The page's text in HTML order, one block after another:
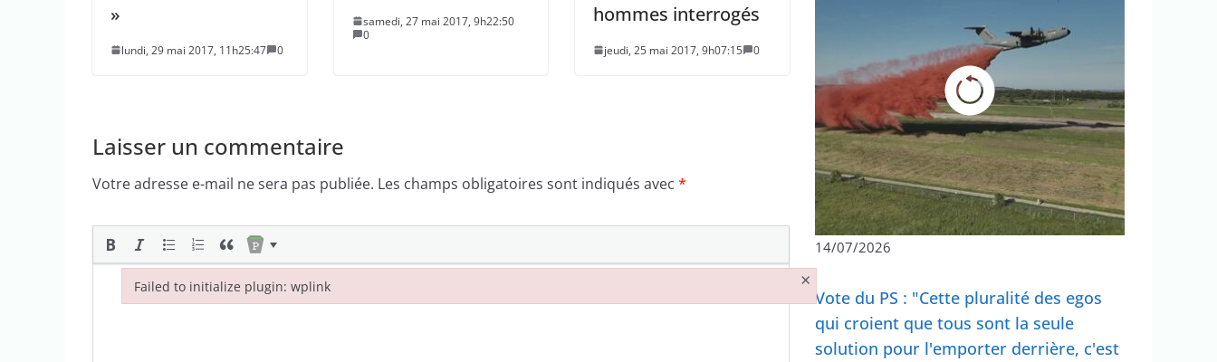
»
lundi, 29 mai 2017, 11h25:47 0
samedi, 27 mai 2017, 9h22:50
0
hommes interrogés
jeudi, 25 mai 2017, 9h07:15 0
Laisser un commentaire
Votre adresse e-mail ne sera pas publiée. Les champs obligatoires sont indiqués avec *
14/07/2026
Vote du PS : "Cette pluralité des egos
qui croient que tous sont la seule
solution pour l'emporter derrière, c'est
Failed to initialize plugin: wplink ×
Failed to initialize plugin: wplink